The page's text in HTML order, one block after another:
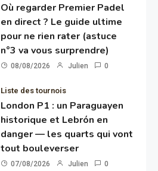
Où regarder Premier Padel
en direct ? Le guide ultime
pour ne rien rater (astuce
n°3 va vous surprendre)
08/08/2026 Julien 0
Liste des tournois
London P1 : un Paraguayen
historique et Lebrón en
danger — les quarts qui vont
tout bouleverser
07/08/2026 Julien 0